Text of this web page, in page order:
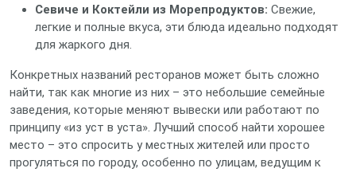
Севиче и Коктейли из Морепродуктов: Свежие,
легкие и полные вкуса, эти блюда идеально подходят
для жаркого дня.
Конкретных названий ресторанов может быть сложно
найти, так как многие из них – это небольшие семейные
заведения, которые меняют вывески или работают по
принципу «из уст в уста». Лучший способ найти хорошее
место – это спросить у местных жителей или просто
прогуляться по городу, особенно по улицам, ведущим к